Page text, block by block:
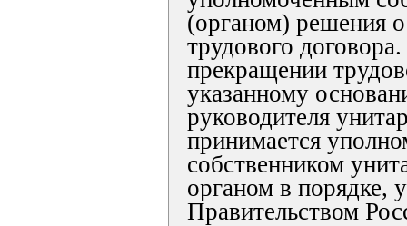
(органом) решения
трудового
прекращении
указанному
руководителя
принимается
собственником
органом в порядке,
Правительством